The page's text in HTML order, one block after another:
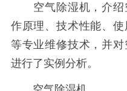
空气除湿机，介绍
作原理、技术性能、
等专业维修技术，并
进行了实例分析。